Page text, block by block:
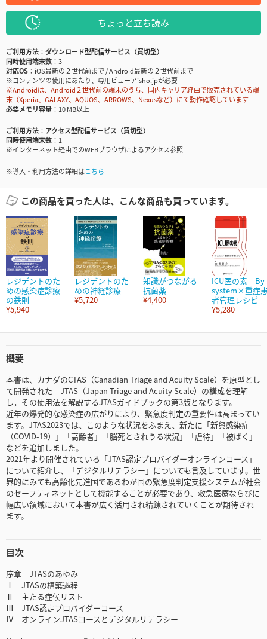
ちょっと立ち読み
ご利用方法
ダウンロード型配信サービス（買切型）
同時使用端末数
3
対応OS
iOS最新の２世代前まで / Android最新の２世代前まで
※コンテンツの使用にあたり、専用ビューアisho.jpが必要
※Androidは、Android２世代前の端末のうち、国内キャリア経由で販売されている端
末（Xperia、GALAXY、AQUOS、ARROWS、Nexusなど）にて動作確認しています
必要メモリ容量
10 MB以上
ご利用方法
アクセス型配信サービス（買切型）
同時使用端末数
1
※インターネット経由でのWEBブラウザによるアクセス参照
※導入・利用方法の詳細はこちら
この商品を買った人は、こんな商品も買っています。
レジデントのた
めの感染症診療
の鉄則
¥5,940
レジデントのた
めの神経診療
¥5,720
知識がつながる
抗菌薬
¥4,400
ICU医の素 By
system×重症
者管理レシピ
¥5,280
概要
本書は、カナダのCTAS（Canadian Triage and Acuity Scale）を原型とし
て開発された JTAS（Japan Triage and Acuity Scale）の構成を理解
し，その使用法を解説するJTASガイドブックの第3版となります。
近年の爆発的な感染症の広がりにより、緊急度判定の重要性は高まってい
ます。JTAS2023では、このような状況をふまえ、新たに「新興感染症
（COVID-19）」「高齢者」「脳死とされうる状況」「虐待」「被ばく」
などを追加しました。
2021年より開催されている「JTAS認定プロバイダーオンラインコース」
について紹介し、「デジタルリテラシー」についても言及しています。世
界的にみても高齢化先進国であるわが国の緊急度判定支援システムが社会
のセーフティネットとして機能することが必要であり、救急医療ならびに
幅広い領域において本書が広く活用され精錬されていくことが期待され
ます。
目次
序章 JTASのあゆみ
Ⅰ JTASの構築過程
Ⅱ 主たる症候リスト
Ⅲ JTAS認定プロバイダーコース
Ⅳ オンラインJTASコースとデジタルリテラシー